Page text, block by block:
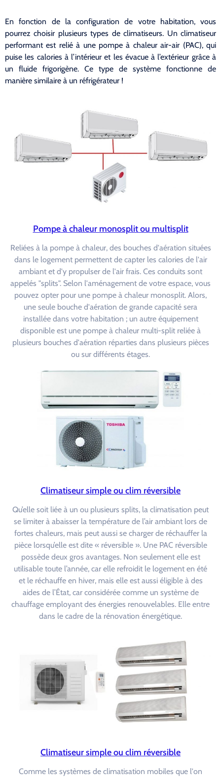
En fonction de la configuration de votre habitation, vous
pourrez choisir plusieurs types de climatiseurs. Un climatiseur
performant est relié à une pompe à chaleur air-air (PAC), qui
puise les calories à l’intérieur et les évacue à l’extérieur grâce à
un fluide frigorigène. Ce type de système fonctionne de
manière similaire à un réfrigérateur !
Pompe à chaleur monosplit ou multisplit
Reliées à la pompe à chaleur, des bouches d'aération situées
dans le logement permettent de capter les calories de l'air
ambiant et d'y propulser de l'air frais. Ces conduits sont
appelés "splits". Selon l'aménagement de votre espace, vous
pouvez opter pour une pompe à chaleur monosplit. Alors,
une seule bouche d'aération de grande capacité sera
installée dans votre habitation ; un autre équipement
disponible est une pompe à chaleur multi-split reliée à
plusieurs bouches d'aération réparties dans plusieurs pièces
ou sur différents étages.
Climatiseur simple ou clim réversible
Qu’elle soit liée à un ou plusieurs splits, la climatisation peut
se limiter à abaisser la température de l’air ambiant lors de
fortes chaleurs, mais peut aussi se charger de réchauffer la
pièce lorsqu’elle est dite « réversible ». Une PAC réversible
possède deux gros avantages. Non seulement elle est
utilisable toute l’année, car elle refroidit le logement en été
et le réchauffe en hiver, mais elle est aussi éligible à des
aides de l’État, car considérée comme un système de
chauffage employant des énergies renouvelables. Elle entre
dans le cadre de la rénovation énergétique.
Climatiseur simple ou clim réversible
Comme les systèmes de climatisation mobiles que l'on